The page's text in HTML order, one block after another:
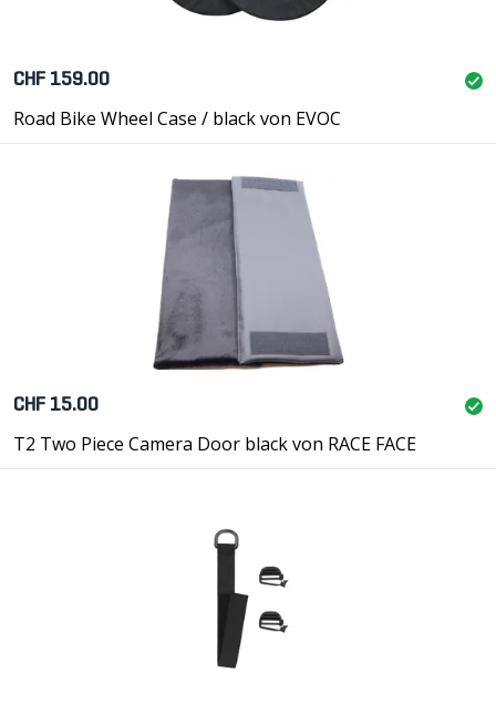
CHF 159.00
Road Bike Wheel Case / black von EVOC
CHF 15.00
T2 Two Piece Camera Door black von RACE FACE